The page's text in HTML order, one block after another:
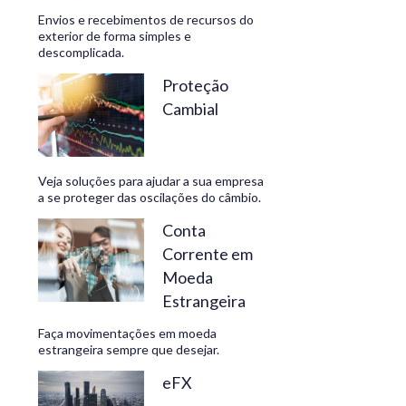
Envios e recebimentos de recursos do
exterior de forma simples e
descomplicada.
Proteção
Cambial
Veja soluções para ajudar a sua empresa
a se proteger das oscilações do câmbio.
Conta
Corrente em
Moeda
Estrangeira
Faça movimentações em moeda
estrangeira sempre que desejar.
eFX